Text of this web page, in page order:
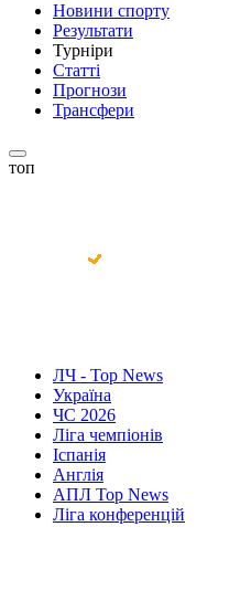
Новини спорту
Результати
Турніри
Статті
Прогнози
Трансфери
топ
ЛЧ - Top News
Україна
ЧС 2026
Ліга чемпіонів
Іспанія
Англія
АПЛ Top News
Ліга конференцій